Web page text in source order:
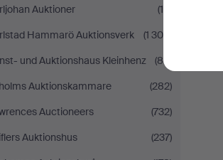
Auktioner
(19)
Hammarö Auktionsverk
(1 300)
und Auktionshaus Kleinhenz
(84)
Auktionskammare
(282)
Auctioneers
(732)
Auktionshus
(237)